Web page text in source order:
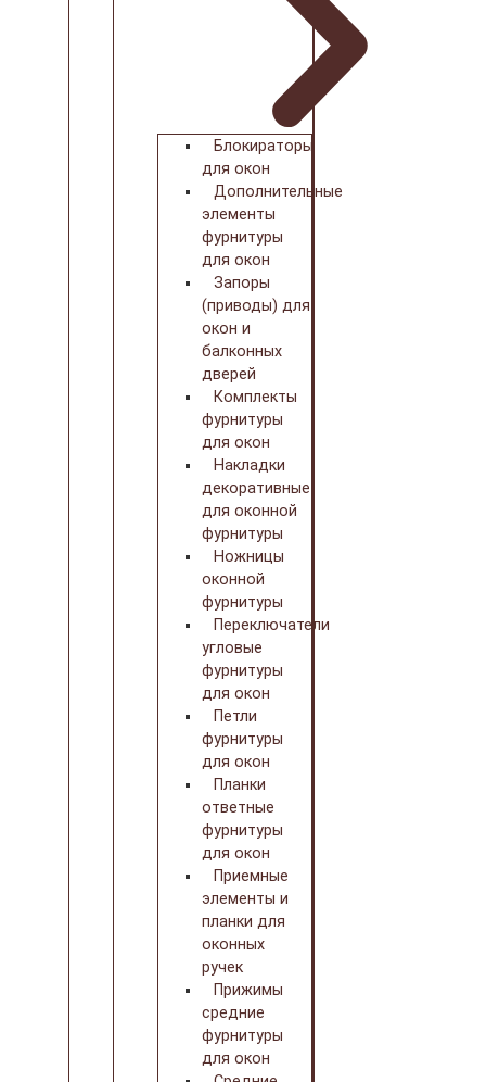
Блокираторы
для окон
Дополнительные
элементы
фурнитуры
для окон
Запоры
(приводы) для
окон и
балконных
дверей
Комплекты
фурнитуры
для окон
Накладки
декоративные
для оконной
фурнитуры
Ножницы
оконной
фурнитуры
Переключатели
угловые
фурнитуры
для окон
Петли
фурнитуры
для окон
Планки
ответные
фурнитуры
для окон
Приемные
элементы и
планки для
оконных
ручек
Прижимы
средние
фурнитуры
для окон